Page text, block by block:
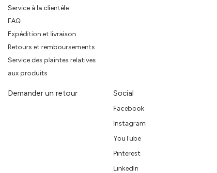
Service à la clientèle
FAQ
Expédition et livraison
Retours et remboursements
Service des plaintes relatives
aux produits
Demander un retour Social
Facebook
Instagram
YouTube
Pinterest
LinkedIn